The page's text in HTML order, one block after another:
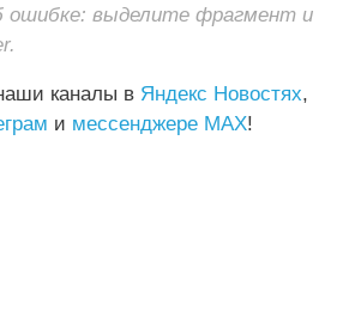
выделите фрагмент и
каналы в Яндекс Новостях,
и мессенджере MAX!